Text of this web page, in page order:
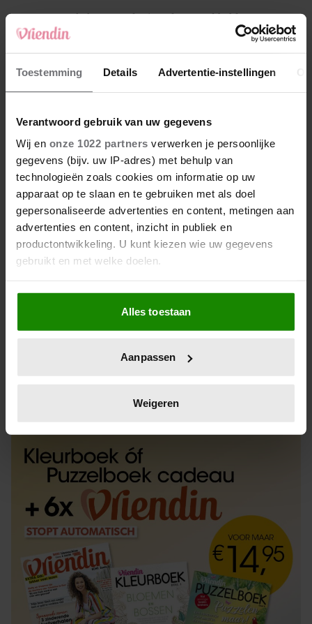
Toestemming Details Advertentie-instellingen
Verantwoord gebruik van uw gegevens
Wij en onze 1022 partners verwerken je persoonlijke
gegevens (bijv. uw IP-adres) met behulp van
technologieën zoals cookies om informatie op uw
apparaat op te slaan en te gebruiken met als doel
gepersonaliseerde advertenties en content, metingen aan
advertenties en content, inzicht in publiek en
productontwikkeling. U kunt kiezen wie uw gegevens
gebruikt en met welke doelen.
Als u het toestaat, willen we ook graag:
Informatie verzamelen over uw geografische
locatie, die tot een paar meter nauwkeurig kan zijn
scannen op specifieke eigenschappen (fingerprinting)
verwerkt en stel uw voorkeuren in het
intrekken in de Cookieverklaring.
We gebruiken cookies om content en advertenties te
personaliseren, om functies voor social media te bieden
en om ons websiteverkeer te analyseren. Ook delen we
informatie over uw gebruik van onze site met onze
partners voor social media, adverteren en analyse. Deze
partners kunnen deze gegevens combineren met andere
informatie die u aan ze heeft verstrekt of die ze hebben
verzameld op basis van uw gebruik van hun services. U
gaat akkoord met onze cookies als u onze website blijft
gebruiken.
Alles toestaan
Aanpassen
Weigeren
4 Makelaar Mandy: ‘Vrijdagavond belde Bart.
Hij sprak eng kalm’
5 Makelaar Mandy: ‘Judith typt… En deze keer
durf ik bijna niet te lezen wat er komt’
Nieuw